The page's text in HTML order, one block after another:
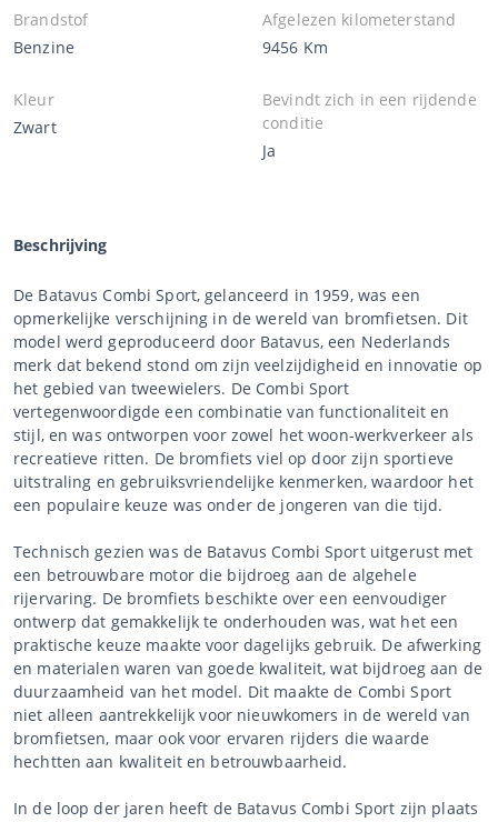
Brandstof
Benzine
Afgelezen kilometerstand
9456 Km
Kleur
Zwart
Bevindt zich in een rijdende
conditie
Ja
Beschrijving
De Batavus Combi Sport, gelanceerd in 1959, was een
opmerkelijke verschijning in de wereld van bromfietsen. Dit
model werd geproduceerd door Batavus, een Nederlands
merk dat bekend stond om zijn veelzijdigheid en innovatie op
het gebied van tweewielers. De Combi Sport
vertegenwoordigde een combinatie van functionaliteit en
stijl, en was ontworpen voor zowel het woon-werkverkeer als
recreatieve ritten. De bromfiets viel op door zijn sportieve
uitstraling en gebruiksvriendelijke kenmerken, waardoor het
een populaire keuze was onder de jongeren van die tijd.
Technisch gezien was de Batavus Combi Sport uitgerust met
een betrouwbare motor die bijdroeg aan de algehele
rijervaring. De bromfiets beschikte over een eenvoudiger
ontwerp dat gemakkelijk te onderhouden was, wat het een
praktische keuze maakte voor dagelijks gebruik. De afwerking
en materialen waren van goede kwaliteit, wat bijdroeg aan de
duurzaamheid van het model. Dit maakte de Combi Sport
niet alleen aantrekkelijk voor nieuwkomers in de wereld van
bromfietsen, maar ook voor ervaren rijders die waarde
hechtten aan kwaliteit en betrouwbaarheid.
In de loop der jaren heeft de Batavus Combi Sport zijn plaats